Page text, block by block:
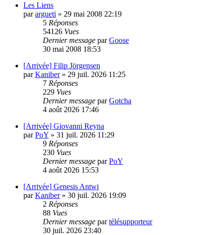
Les Liens
parargueti » 29 mai 2008 22:19
5 Réponses
54126 Vues
Dernier message parGoose
30 mai 2008 18:53
[Arrivée] Filip Jörgensen
parKaniber» 29 juil. 2026 11:25
7 Réponses
229 Vues
Dernier message parGotcha
4 août 2026 17:46
[Arrivée] Giovanni Reyna
parPoY » 31 juil. 2026 11:29
9 Réponses
230 Vues
Dernier message parPoY
4 août 2026 15:53
[Arrivée] Genesis Antwi
parKaniber» 30 juil. 2026 19:09
2 Réponses
88 Vues
Dernier message partélésupporteur
30 juil. 2026 23:40